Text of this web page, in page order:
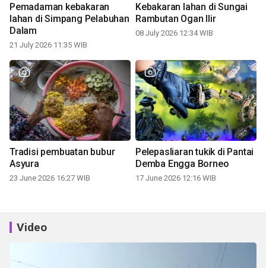
Pemadaman kebakaran
lahan di Simpang Pelabuhan
Dalam
21 July 2026 11:35 WIB
Kebakaran lahan di Sungai
Rambutan Ogan Ilir
08 July 2026 12:34 WIB
Tradisi pembuatan bubur
Asyura
23 June 2026 16:27 WIB
Pelepasliaran tukik di Pantai
Demba Engga Borneo
17 June 2026 12:16 WIB
Video